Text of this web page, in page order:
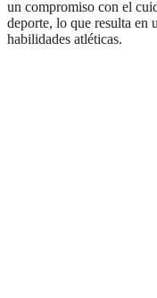
un compromiso con el
deporte, lo que resulta en
habilidades atléticas.